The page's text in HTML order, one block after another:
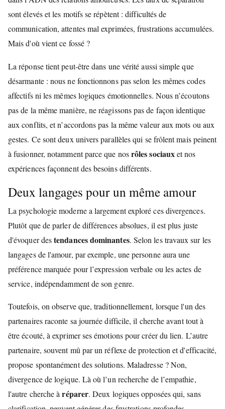
sont élevés et les motifs se répètent : difficultés de
communication, attentes mal exprimées, frustrations accumulées.
Mais d'où vient ce fossé ?
La réponse tient peut-être dans une vérité aussi simple que
désarmante : nous ne fonctionnons pas selon les mêmes codes
affectifs ni les mêmes logiques émotionnelles. Nous n’écoutons
pas de la même manière, ne réagissons pas de façon identique
aux conflits, et n’accordons pas la même valeur aux mots ou aux
gestes. Ce sont deux univers parallèles qui se frôlent mais peinent
à fusionner, notamment parce que nosrôles sociauxet nos
expériences façonnent des besoins différents.
Deux langages pour un même amour
La psychologie moderne a largement exploré ces divergences.
Plutôt que de parler de différences absolues, il est plus juste
d'évoquer destendances dominantes. Selon les travaux sur les
langages de l'amour, par exemple, une personne aura une
préférence marquée pour l’expression verbale ou les actes de
service, indépendamment de son genre.
Toutefois, on observe que, traditionnellement, lorsque l'un des
partenaires raconte sa journée difficile, il cherche avant tout à
être écouté, à exprimer ses émotions pour créer du lien. L’autre
partenaire, souvent mû par un réflexe de protection et d'efficacité,
propose spontanément des solutions. Maladresse ? Non,
divergence de logique. Là où l’un recherche de l’empathie,
l'autre cherche àréparer. Deux logiques opposées qui, sans